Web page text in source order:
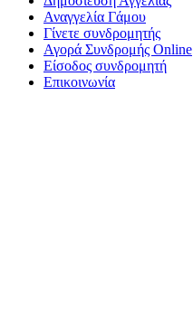
Αναγγελία Γάμου
Γίνετε συνδρομητής
Αγορά Συνδρομής Online
Είσοδος συνδρομητή
Επικοινωνία